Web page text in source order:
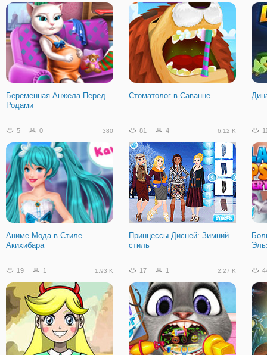
Беременная Анжела Перед
Родами
Стоматолог в Саванне
5 0 380
Аниме Мода в Стиле
Акихибара
81 4 6.12 K
Принцессы Дисней: Зимний
стиль
19 1 1.93 K 17 1 2.27 K